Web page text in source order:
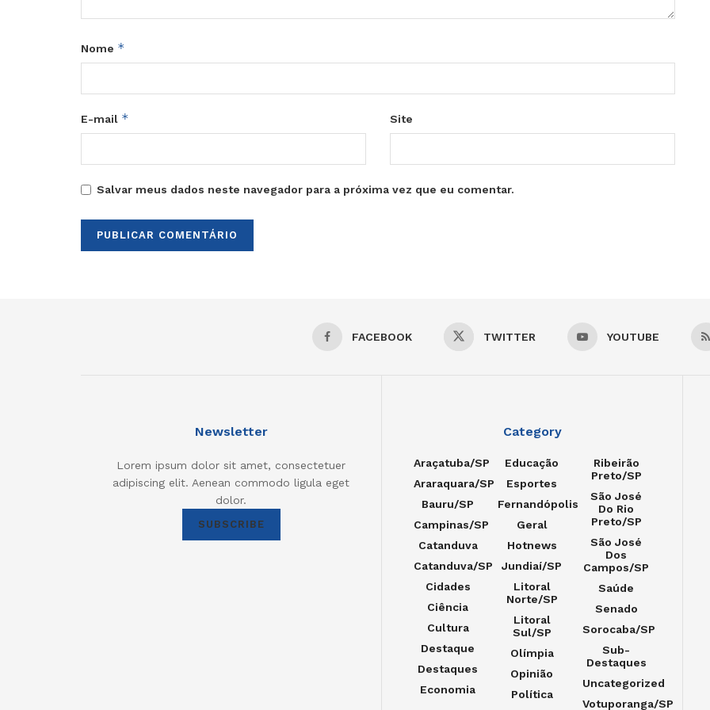
Nome *
E-mail * Site
Salvar meus dados neste navegador para a próxima vez que eu comentar.
FACEBOOK TWITTER YOUTUBE
Newsletter
Lorem ipsum dolor sit amet, consectetuer
adipiscing elit. Aenean commodo ligula eget
dolor.
SUBSCRIBE
Category
Araçatuba/SP
Araraquara/SP
Bauru/SP
Campinas/SP
Catanduva
Catanduva/SP
Cidades
Ciência
Cultura
Destaque
Destaques
Economia
Educação
Esportes
Fernandópolis
Geral
Hotnews
Jundiaí/SP
Litoral
Norte/SP
Litoral
Sul/SP
Olímpia
Opinião
Política
Ribeirão
Preto/SP
São José
Do Rio
Preto/SP
São José
Dos
Campos/SP
Saúde
Senado
Sorocaba/SP
Sub-
Destaques
Uncategorized
Votuporanga/SP